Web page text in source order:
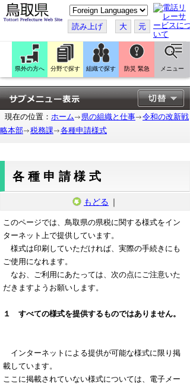
こ
の
ペ
ー
ジ
翻
訳
す
る
読み上げ 大 元
県外の方へ 分野で探す 組織で探す 防災 緊急 メニュー
現在の位置： ホーム 県の組織と仕事
令和の改新戦
略本部
税務課 各種申請様式
各種申請様式
もどる ｜
このページでは、鳥取県の県税に関する様式をイン
ターネット上で提供しています。
様式は印刷していただければ、実際の手続きにも
ご使用になれます。
なお、ご利用にあたっては、次の点にご注意いた
だきますようお願いします。
１ すべての様式を提供するものではありません。
インターネットによる提供が可能な様式に限り掲
載しています。
ここに掲載されていない様式については、電子メー